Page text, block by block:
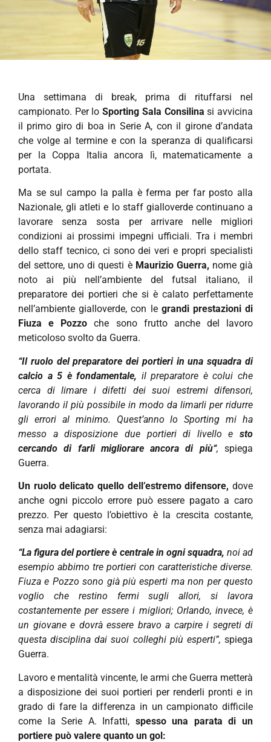
Una settimana di break, prima di rituffarsi nel
campionato. Per loSporting Sala Consilina si avvicina
il primo giro di boa in Serie A, con il girone d’andata
che volge al termine e con la speranza di qualificarsi
per la Coppa Italia ancora lì, matematicamente a
portata.
Ma se sul campo la palla è ferma per far posto alla
Nazionale, gli atleti e lo staff gialloverde continuano a
lavorare senza sosta per arrivare nelle migliori
condizioni ai prossimi impegni ufficiali. Tra i membri
dello staff tecnico, ci sono dei veri e propri specialisti
del settore, uno di questi è Maurizio Guerra, nome già
noto ai più nell’ambiente del futsal italiano, il
preparatore dei portieri che si è calato perfettamente
nell’ambiente gialloverde, con le grandi prestazioni di
Fiuza e Pozzo che sono frutto anche del lavoro
meticoloso svolto da Guerra.
“Il ruolo del preparatore dei portieri in una squadra di
calcio a 5 è fondamentale, il preparatore è colui che
cerca di limare i difetti dei suoi estremi difensori,
lavorando il più possibile in modo da limarli per ridurre
gli errori al minimo. Quest’anno lo Sporting mi ha
messo a disposizione due portieri di livello e sto
cercando di farli migliorare ancora di più“, spiega
Guerra.
Un ruolo delicato quello dell’estremo difensore, dove
anche ogni piccolo errore può essere pagato a caro
prezzo. Per questo l’obiettivo è la crescita costante,
senza mai adagiarsi:
“La figura del portiere è centrale in ogni squadra, noi ad
esempio abbimo tre portieri con caratteristiche diverse.
Fiuza e Pozzo sono già più esperti ma non per questo
voglio che restino fermi sugli allori, si lavora
costantemente per essere i migliori; Orlando, invece, è
un giovane e dovrà essere bravo a carpire i segreti di
questa disciplina dai suoi colleghi più esperti”, spiega
Guerra.
Lavoro e mentalità vincente, le armi che Guerra metterà
a disposizione dei suoi portieri per renderli pronti e in
grado di fare la differenza in un campionato difficile
come la Serie A. Infatti, spesso una parata di un
portiere può valere quanto un gol: